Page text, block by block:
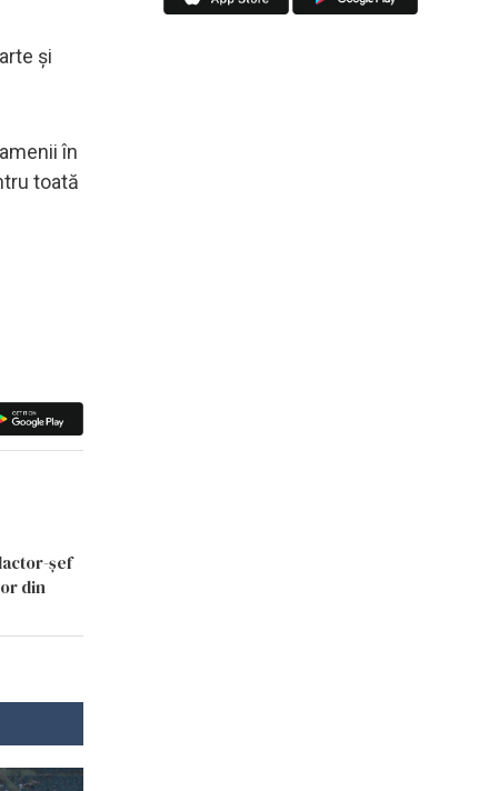
și
în
toată
șef
din